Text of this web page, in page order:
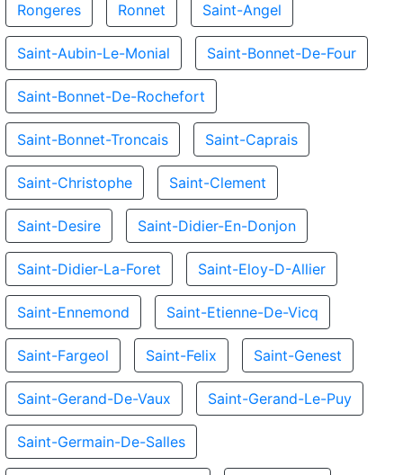
Rongeres Ronnet Saint-Angel
Saint-Aubin-Le-Monial Saint-Bonnet-De-Four
Saint-Bonnet-De-Rochefort
Saint-Bonnet-Troncais Saint-Caprais
Saint-Christophe Saint-Clement
Saint-Desire Saint-Didier-En-Donjon
Saint-Didier-La-Foret Saint-Eloy-D-Allier
Saint-Ennemond Saint-Etienne-De-Vicq
Saint-Fargeol Saint-Felix Saint-Genest
Saint-Gerand-De-Vaux Saint-Gerand-Le-Puy
Saint-Germain-De-Salles